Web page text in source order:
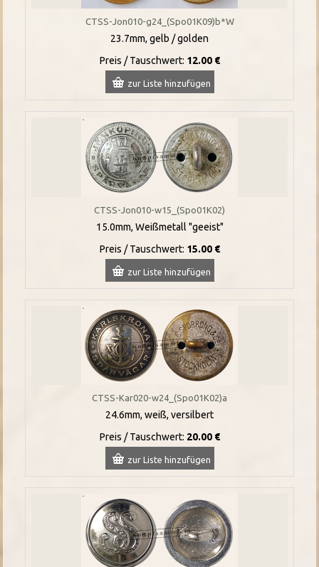
CTSS-Jon010-g24_(Spo01K09)b*W
23.7mm, gelb / golden
Preis / Tauschwert: 12.00 €
zur Liste hinzufügen
CTSS-Jon010-w15_(Spo01K02)
15.0mm, Weißmetall "geeist"
Preis / Tauschwert: 15.00 €
zur Liste hinzufügen
CTSS-Kar020-w24_(Spo01K02)a
24.6mm, weiß, versilbert
Preis / Tauschwert: 20.00 €
zur Liste hinzufügen